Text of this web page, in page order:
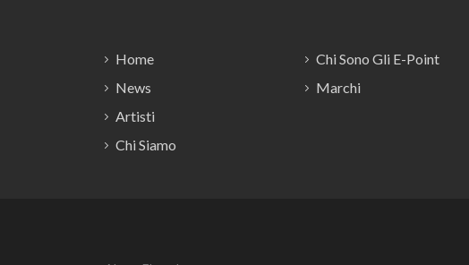
Home
News
Artisti
Chi Siamo
Chi Sono Gli E-Point
Marchi